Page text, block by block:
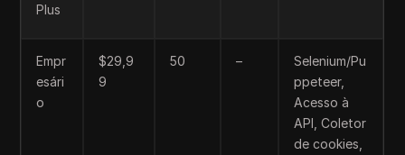
Plus
Empr
esári
o
$29,9
9
50 –
Selenium/Pu
ppeteer,
Acesso à
API, Coletor
de cookies,